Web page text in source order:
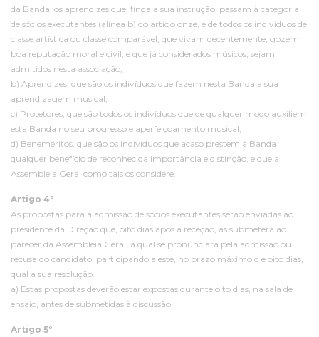
da Banda, os aprendizes que, finda a sua instrução, passam à categoria
de sócios executantes (alínea b) do artigo onze, e de todos os indivíduos de
classe artística ou classe comparável, que vivam decentemente, gozem
boa reputação moral e civil, e que já considerados músicos, sejam
admitidos nesta associação;
b) Aprendizes, que são os indivíduos que fazem nesta Banda a sua
aprendizagem musical;
c) Protetores, que são todos os indivíduos que de qualquer modo auxiliem
esta Banda no seu progresso e aperfeiçoamento musical;
d) Beneméritos, que são os indivíduos que acaso prestem à Banda
qualquer benefício de reconhecida importância e distinção, e que a
Assembleia Geral como tais os considere.
Artigo 4º
As propostas para a admissão de sócios executantes serão enviadas ao
presidente da Direção que, oito dias após a receção, as submeterá ao
parecer da Assembleia Geral, a qual se pronunciará pela admissão ou
recusa do candidato, participando a este, no prazo máximo d e oito dias,
qual a sua resolução.
a) Estas propostas deverão estar expostas durante oito dias, na sala de
ensaio, antes de submetidas à discussão.
Artigo 5º